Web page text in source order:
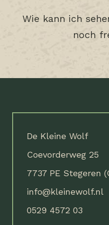
Wie kann ich
noch
De Kleine Wolf
Coevorderweg 25
7737 PE Stegeren
info@kleinewolf.nl
0529 4572 03